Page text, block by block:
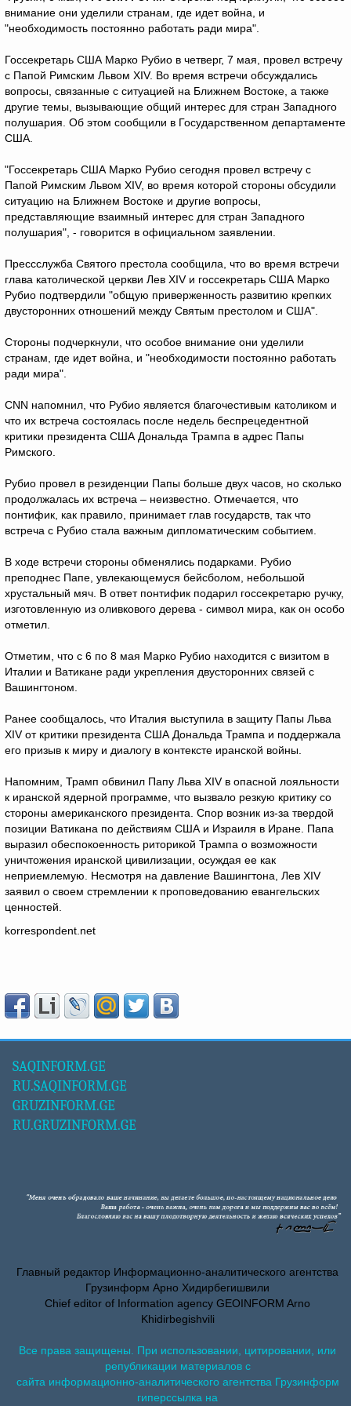
внимание они уделили странам, где идет война, и
"необходимость постоянно работать ради мира".
Госсекретарь США Марко Рубио в четверг, 7 мая, провел встречу
с Папой Римским Львом XIV. Во время встречи обсуждались
вопросы, связанные с ситуацией на Ближнем Востоке, а также
другие темы, вызывающие общий интерес для стран Западного
полушария. Об этом сообщили в Государственном департаменте
США.
"Госсекретарь США Марко Рубио сегодня провел встречу с
Папой Римским Львом XIV, во время которой стороны обсудили
ситуацию на Ближнем Востоке и другие вопросы,
представляющие взаимный интерес для стран Западного
полушария", - говорится в официальном заявлении.
Прессслужба Святого престола сообщила, что во время встречи
глава католической церкви Лев XIV и госсекретарь США Марко
Рубио подтвердили "общую приверженность развитию крепких
двусторонних отношений между Святым престолом и США".
Стороны подчеркнули, что особое внимание они уделили
странам, где идет война, и "необходимости постоянно работать
ради мира".
CNN напомнил, что Рубио является благочестивым католиком и
что их встреча состоялась после недель беспрецедентной
критики президента США Дональда Трампа в адрес Папы
Римского.
Рубио провел в резиденции Папы больше двух часов, но сколько
продолжалась их встреча – неизвестно. Отмечается, что
понтифик, как правило, принимает глав государств, так что
встреча с Рубио стала важным дипломатическим событием.
В ходе встречи стороны обменялись подарками. Рубио
преподнес Папе, увлекающемуся бейсболом, небольшой
хрустальный мяч. В ответ понтифик подарил госсекретарю ручку,
изготовленную из оливкового дерева - символ мира, как он особо
отметил.
Отметим, что с 6 по 8 мая Марко Рубио находится с визитом в
Италии и Ватикане ради укрепления двусторонних связей с
Вашингтоном.
Ранее сообщалось, что Италия выступила в защиту Папы Льва
XIV от критики президента США Дональда Трампа и поддержала
его призыв к миру и диалогу в контексте иранской войны.
Напомним, Трамп обвинил Папу Льва XIV в опасной лояльности
к иранской ядерной программе, что вызвало резкую критику со
стороны американского президента. Спор возник из-за твердой
позиции Ватикана по действиям США и Израиля в Иране. Папа
выразил обеспокоенность риторикой Трампа о возможности
уничтожения иранской цивилизации, осуждая ее как
неприемлемую. Несмотря на давление Вашингтона, Лев XIV
заявил о своем стремлении к проповедованию евангельских
ценностей.
korrespondent.net
SAQINFORM.GE
RU.SAQINFORM.GE
GRUZINFORM.GE
RU.GRUZINFORM.GE
Главный редактор Информационно-аналитического агентства
Грузинформ Арно Хидирбегишвили
Chief editor of Information agency GEOINFORM Arno
Khidirbegishvili
Все права защищены. При использовании, цитировании, или
републикации материалов с
сайта информационно-аналитического агентства Грузинформ
гиперссылка на